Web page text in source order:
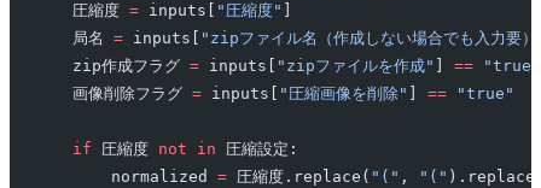
    圧縮度
= inputs[ "圧縮度"
    局名
= inputs[
"zipファイル名（作成しない場合でも入力要
    zip作成フラグ
= inputs[ "zipファイルを作成" == "true"
    画像削除フラグ
= inputs[ "圧縮画像を削除" == "true"
    if
圧縮度 not in 圧縮設定:
        normalized
= 圧縮度.replace( "(" , "("